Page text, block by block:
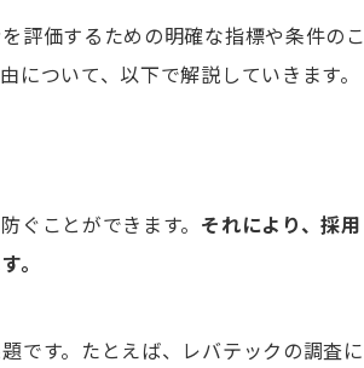
評価するための明確な指標や条件のこ
について、以下で解説していきます。
ぐことができます。 それにより、採用
。
です。たとえば、レバテックの調査に